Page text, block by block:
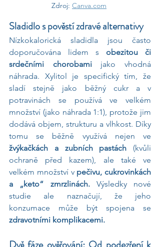
Zdroj: Canva.com
Sladidlo s pověstí zdravé alternativy
Nízkokalorická sladidla jsou často
doporučována lidem s obezitou či
srdečními chorobami jako vhodná
náhrada. Xylitol je specifický tím, že
sladí stejně jako běžný cukr a v
potravinách se používá ve velkém
množství (jako náhrada 1:1), protože jim
dodává objem, strukturu a vlhkost. Díky
žvýkačkách a zubních pastách (kvůli
ochraně před kazem), ale také ve
velkém množství v pečivu, cukrovinkách
a „keto“ zmrzlinách. Výsledky nové
studie ale naznačují, že jeho
zdravotními komplikacemi.